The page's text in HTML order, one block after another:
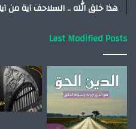
هذا خلق الله .. السلاحف آية من
Last Modified Posts